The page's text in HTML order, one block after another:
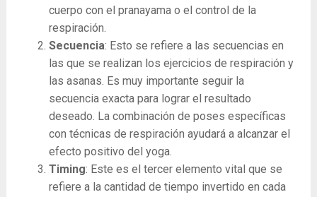
cuerpo con el pranayama o el control de la
respiración.
Secuencia: Esto se refiere a las secuencias en
las que se realizan los ejercicios de respiración y
las asanas. Es muy importante seguir la
secuencia exacta para lograr el resultado
deseado. La combinación de poses específicas
con técnicas de respiración ayudará a alcanzar el
efecto positivo del yoga.
Timing: Este es el tercer elemento vital que se
refiere a la cantidad de tiempo invertido en cada